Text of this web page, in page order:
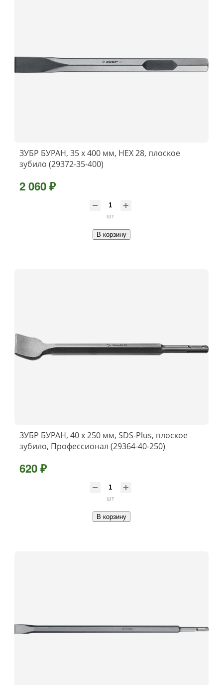
ЗУБР БУРАН, 35 х 400 мм, HEX 28, плоское
зубило (29372-35-400)
2 060 ₽
шт
В корзину
ЗУБР БУРАН, 40 x 250 мм, SDS-Plus, плоское
зубило, Профессионал (29364-40-250)
620 ₽
шт
В корзину